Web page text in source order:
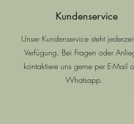
Kundenservice
Unser Kundenservice steht
Verfügung. Bei Fragen oder
kontaktiere uns gerne per E-Mail
Whatsapp.